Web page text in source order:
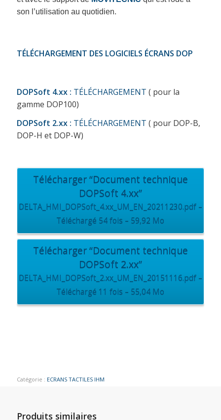
son l’utilisation au quotidien.
TÉLÉCHARGEMENT DES LOGICIELS ÉCRANS DOP
DOPSoft 4.xx : TÉLÉCHARGEMENT ( pour la
gamme DOP100)
DOPSoft 2.xx : TÉLÉCHARGEMENT ( pour DOP-B,
DOP-H et DOP-W)
Télécharger “Document technique
DOPSoft 4.xx”
DELTA_HMI_DOPSoft_4.xx_UM_EN_20211230.pdf –
Téléchargé 54 fois – 59,92 Mo
Télécharger “Document technique
DOPSoft 2.xx”
DELTA_HMI_DOPSoft_2.xx_UM_EN_20151116.pdf –
Téléchargé 11 fois – 55,04 Mo
Catégorie : ECRANS TACTILES IHM
Produits similaires